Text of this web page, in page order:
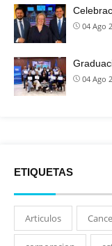
04 Ago
04 Ago
ETIQUETAS
Articulos